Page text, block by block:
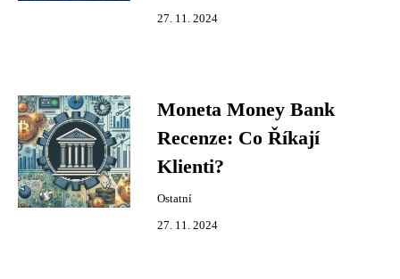
27. 11. 2024
Moneta Money Bank
Recenze: Co Říkají
Klienti?
Ostatní
27. 11. 2024